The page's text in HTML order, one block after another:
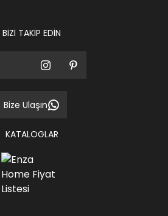
BİZİ TAKİP EDİN
Bize Ulaşın
KATALOGLAR